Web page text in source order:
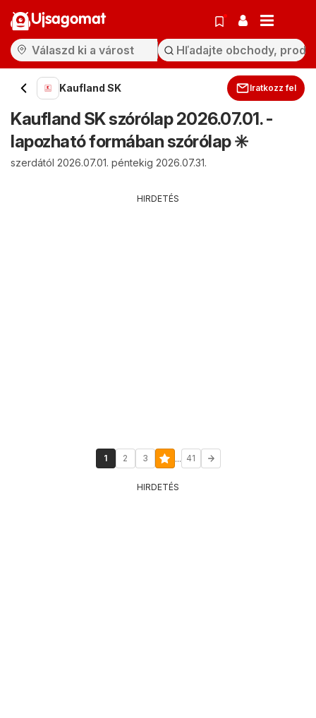
Ujsagomat
Kaufland SK Iratkozz fel
Kaufland SK szórólap 2026.07.01. -
lapozható formában szórólap ✳️
szerdától 2026.07.01. péntekig 2026.07.31.
HIRDETÉS
1 2 3 ... 41
HIRDETÉS